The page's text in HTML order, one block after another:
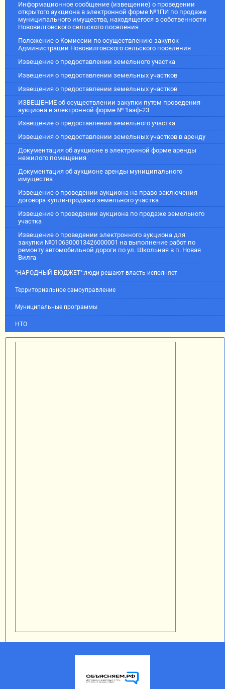
Информационное сообщение (извещение) о проведении
открытого аукциона в электронной форме №1ПИ по продаже
муниципального имущества, находящегося в собственности
Нововилговского сельского поселения
Положение о Комиссии по осуществлению закупок
Администрации Нововилговского сельского поселения
Извещение о предоставлении земельного участка
Извещения о предоставлении земельных участков
Извещения о предоставлении земельных участков
ИЗВЕЩЕНИЕ об осуществлении закупки путем проведения
аукциона в электронной форме № 1аэф-23
Извещение о предоставлении земельного участка
Извещения о предоставлении земельных участков в аренду
Документация об аукционе в электронной форме аренды
нежилого помещения
Документация об аукционе аренды муниципального
имущества
Извещение о проведении аукциона на право заключения
договора купли-продажи земельного участка
Извещение о проведении аукциона по продаже земельного
участка
Извещение о проведении электронного аукциона для
закупки №0106300013426000001 на выполнение работ по
ремонту автомобильной дороги по ул. Школьная в п. Новая
Вилга
"НАРОДНЫЙ БЮДЖЕТ":люди решают-власть исполняет
Территориальное самоуправление
Муниципальные программы
НТО